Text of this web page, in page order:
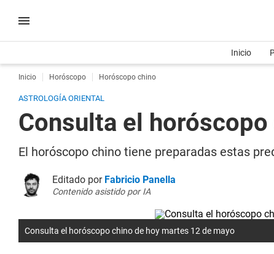
Inicio
Inicio Horóscopo Horóscopo chino
ASTROLOGÍA ORIENTAL
Consulta el
El horóscopo chino tiene preparadas estas
Editado por Fabricio Panella
Contenido asistido por IA
Consulta el horóscopo chino de hoy martes 12 de mayo